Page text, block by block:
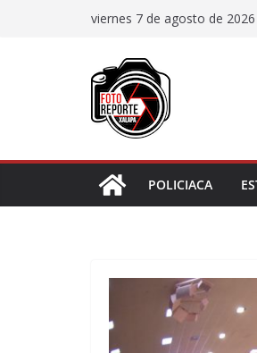
viernes 7 de agosto de 2026
POLICIACA